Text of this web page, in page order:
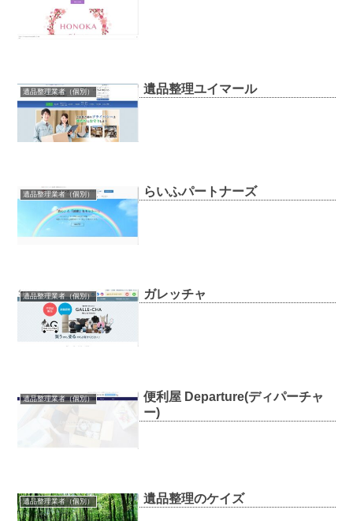
遺品整理業者（個別） 遺品整理ユイマール
遺品整理業者（個別） らいふパートナーズ
遺品整理業者（個別） ガレッチャ
遺品整理業者（個別）
便利屋 Departure(ディパーチャ
ー)
遺品整理業者（個別） 遺品整理のケイズ